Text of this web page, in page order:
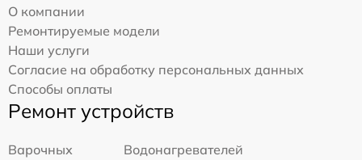
О компании
Ремонтируемые модели
Наши услуги
Согласие на обработку персональных данных
Способы оплаты
Ремонт устройств
Варочных
Водонагревателей